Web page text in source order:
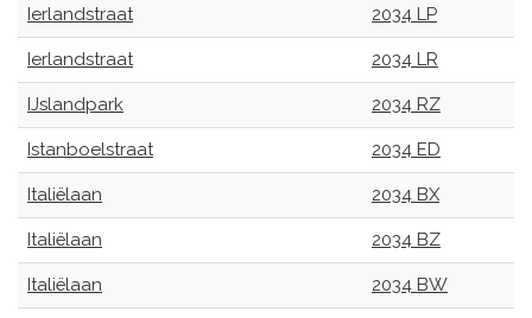
Ierlandstraat 2034 LP
Ierlandstraat 2034 LR
IJslandpark 2034 RZ
Istanboelstraat 2034 ED
Italiëlaan 2034 BX
Italiëlaan 2034 BZ
Italiëlaan 2034 BW